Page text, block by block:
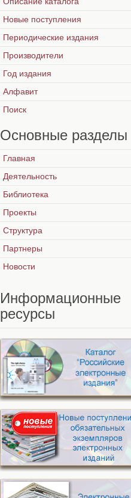
Новые поступления
Периодические издания
Производители
Год издания
Алфавит
Поиск
Основные разделы
Главная
Деятельность
Библиотека
Проекты
Структура
Партнеры
Новости
Информационные
ресурсы